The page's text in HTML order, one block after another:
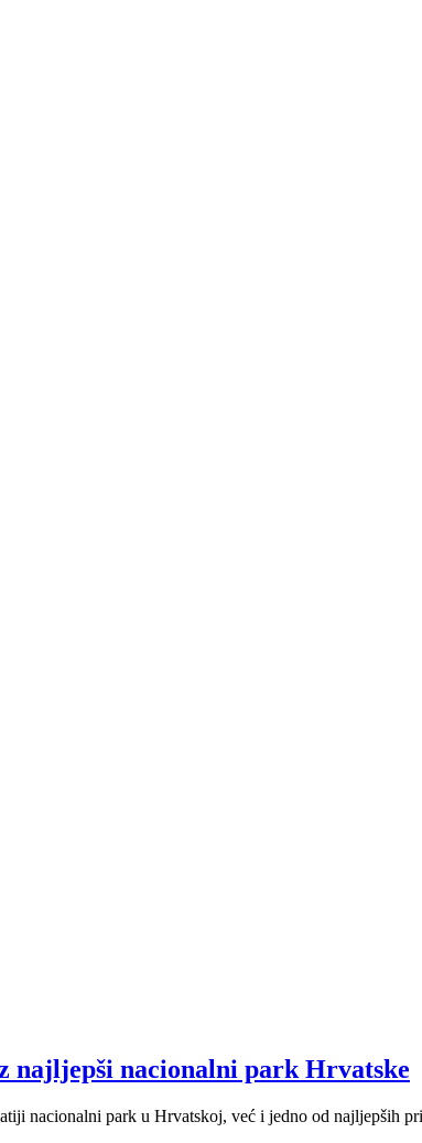
najljepši nacionalni park Hrvatske
nacionalni park u Hrvatskoj, već i jedno od najljepših